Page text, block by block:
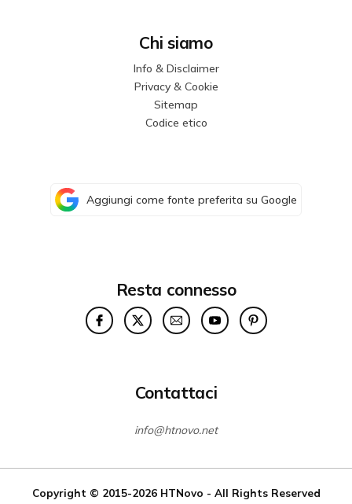
Chi siamo
Info & Disclaimer
Privacy & Cookie
Sitemap
Codice etico
Aggiungi come fonte preferita su Google
Resta connesso
Contattaci
info@htnovo.net
Copyright © 2015-2026 HTNovo - All Rights Reserved